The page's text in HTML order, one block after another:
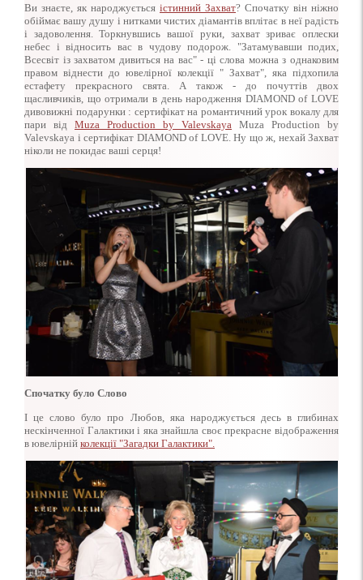
Ви знаєте, як народжується істинний Захват? Спочатку він ніжно
обіймає вашу душу і нитками чистих діамантів вплітає в неї радість
і задоволення. Торкнувшись вашої руки, захват зриває оплески
небес і відносить вас в чудову подорож. "Затамувавши подих,
Всесвіт із захватом дивиться на вас" - ці слова можна з однаковим
правом віднести до ювелірної колекції " Захват", яка підхопила
естафету прекрасного свята. А також - до почуттів двох
щасливчиків, що отримали в день народження DIAMOND of LOVE
дивовижні подарунки : сертифікат на романтичний урок вокалу для
пари від Muza Production by Valevskaya Muza Production by
Valevskaya і сертифікат DIAMOND of LOVE. Ну що ж, нехай Захват
ніколи не покидає ваші серця!
Спочатку було Слово
І це слово було про Любов, яка народжується десь в глибинах
нескінченної Галактики і яка знайшла своє прекрасне відображення
в ювелірній колекції "Загадки Галактики".